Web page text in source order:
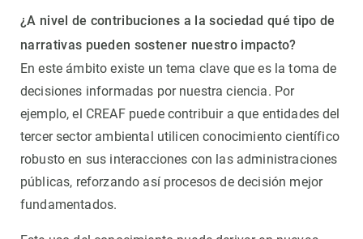
¿A nivel de contribuciones a la sociedad qué tipo de
narrativas pueden sostener nuestro impacto?
En este ámbito existe un tema clave que es la toma de
decisiones informadas por nuestra ciencia. Por
ejemplo, el CREAF puede contribuir a que entidades del
tercer sector ambiental utilicen conocimiento científico
robusto en sus interacciones con las administraciones
públicas, reforzando así procesos de decisión mejor
fundamentados.